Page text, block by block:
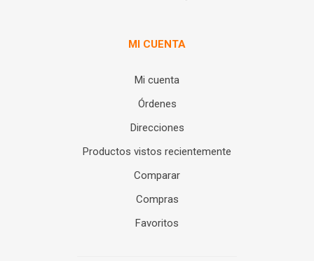
MI CUENTA
Mi cuenta
Órdenes
Direcciones
Productos vistos recientemente
Comparar
Compras
Favoritos